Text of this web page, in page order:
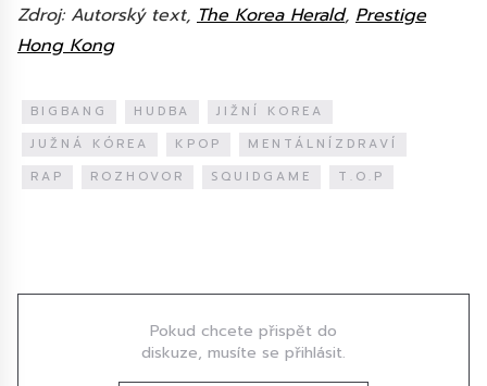
Zdroj: Autorský text, The Korea Herald, Prestige
Hong Kong
BIGBANG HUDBA
JIŽNÍ KOREA
JUŽNÁ KÓREA
KPOP
MENTÁLNÍZDRAVÍ
RAP
ROZHOVOR SQUIDGAME T.O.P
Pokud chcete přispět do
diskuze, musíte se přihlásit.